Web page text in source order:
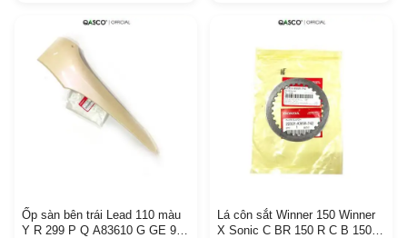
Ốp sàn bên trái Lead 110 màu
Y R 299 P Q A83610 G GE 900
Lá côn sắt Winner 150 Winner
X Sonic C BR 150 R C B 150 R